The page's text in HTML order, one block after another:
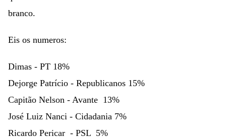
branco.
Eis os numeros:
Dimas - PT 18%
Dejorge Patrício - Republicanos 15%
Capitão Nelson - Avante  13%
José Luiz Nanci - Cidadania 7%
Ricardo Pericar  - PSL  5%